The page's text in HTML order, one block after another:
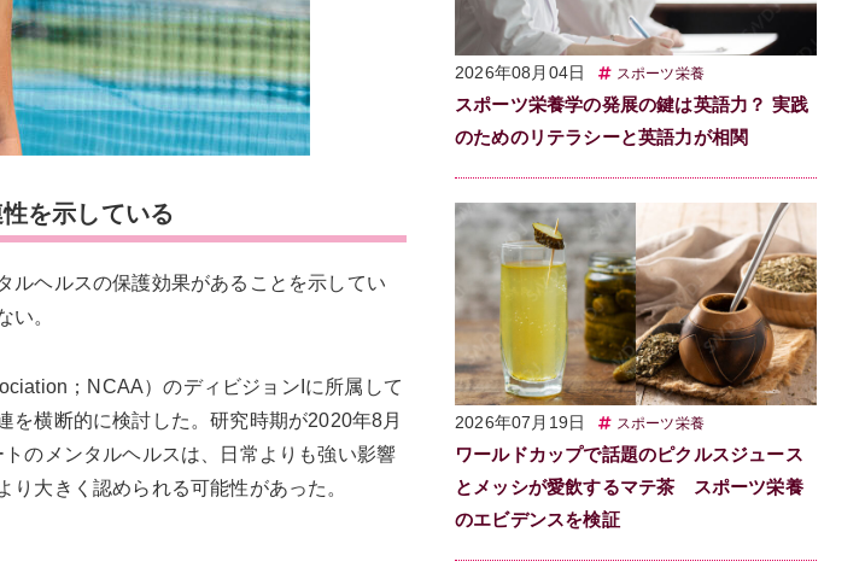
を示している
ルヘルスの保護効果があることを示してい
い。
；NCAA）のディビジョンIに所属して
を横断的に検討した。研究時期が2020年8月
のメンタルヘルスは、日常よりも強い影響
大きく認められる可能性があった。
2026年08月04日 スポーツ栄養
スポーツ栄養学の発展の鍵は英語力？ 実践
のためのリテラシーと英語力が相関
2026年07月19日 スポーツ栄養
ワールドカップで話題のピクルスジュース
とメッシが愛飲するマテ茶 スポーツ栄養
のエビデンスを検証